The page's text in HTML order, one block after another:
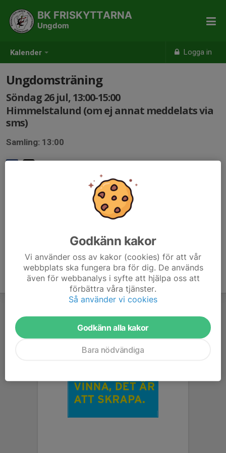
Kalender Logga in
BK FRISKYTTARNA
Ungdom
Ungdomsträning
Söndag 26 jul, 13:00-15:00
Himmelstalund (om ej annat meddelats via
sms)
Samling: 13:00
Godkänn kakor
Vi använder oss av kakor (cookies) för att vår
webbplats ska fungera bra för dig. De används
även för webbanalys i syfte att hjälpa oss att
förbättra våra tjänster.
Så använder vi cookies
Godkänn alla kakor
Bara nödvändiga